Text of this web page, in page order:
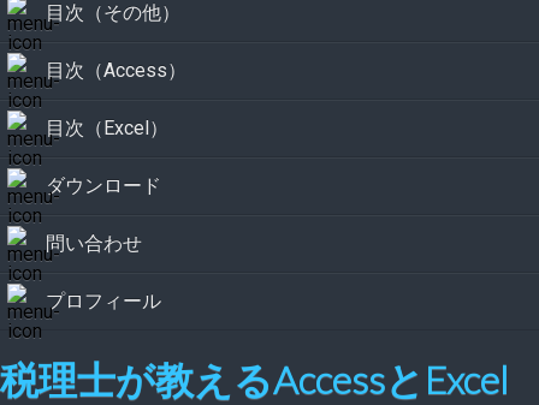
目次（その他）
目次（Access）
目次（Excel）
ダウンロード
問い合わせ
プロフィール
税理士が教えるAccessとExcel